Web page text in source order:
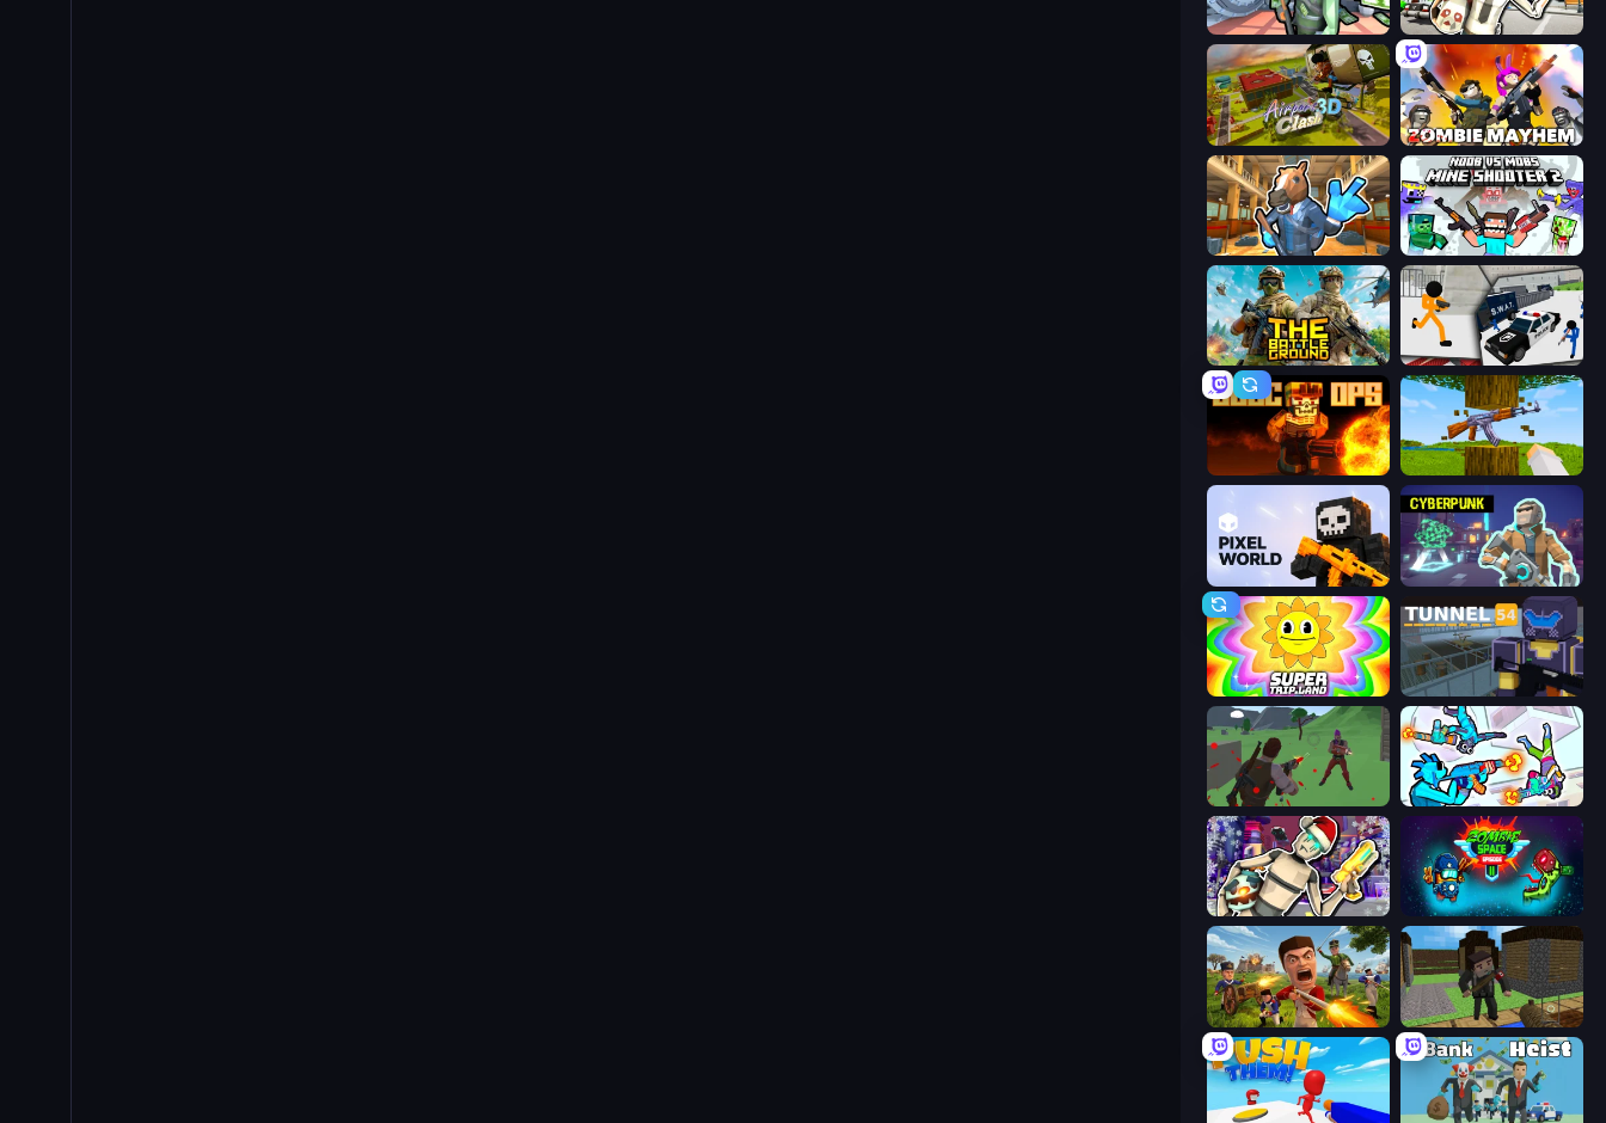
Bank Robbery Bank Robbery: Escape
Airport Clash 3D Zombie Mayhem
Bank Robbery 2 Mine Shooter 2: Noob vs Mobs
The Battleground Stickman Prison: Counter Assault
BLOCOPS Mine Shooter 3D
Pixel World Cyberpunk: Resistance
SuperTrip.Land Tunnel 54
Battle Royale Survival Gravity Arena Shooter
Cyberpunk: Corporation Zombie Space Episode 2
Redcoats.io Block Pixel Gun Apocalypse 3